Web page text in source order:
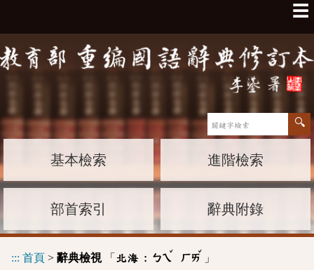
☰
基本檢索 進階檢索
部首索引 辭典附錄
::: 首頁 > 辭典檢視「 北海 : ㄅㄟ
ˇ
ㄏㄞ
ˇ
」